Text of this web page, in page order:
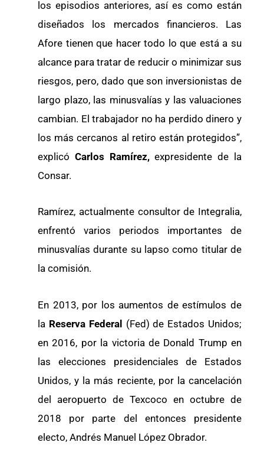
los episodios anteriores, así es como están
diseñados los mercados financieros. Las
Afore tienen que hacer todo lo que está a su
alcance para tratar de reducir o minimizar sus
riesgos, pero, dado que son inversionistas de
largo plazo, las minusvalías y las valuaciones
cambian. El trabajador no ha perdido dinero y
los más cercanos al retiro están protegidos”,
explicó Carlos Ramírez,expresidente de la
Consar.
Ramírez, actualmente consultor de Integralia,
enfrentó varios periodos importantes de
minusvalías durante su lapso como titular de
la comisión.
En 2013, por los aumentos de estímulos de
la Reserva Federal (Fed) de Estados Unidos;
en 2016, por la victoria de Donald Trump en
las elecciones presidenciales de Estados
Unidos, y la más reciente, por la cancelación
del aeropuerto de Texcoco en octubre de
2018 por parte del entonces presidente
electo, Andrés Manuel López Obrador.